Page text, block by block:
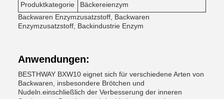
Produktkategorie
Bäckereienzym
Backwaren Enzymzusatzstoff, Backwaren
Enzymzusatzstoff, Backindustrie Enzym
Anwendungen:
BESTHWAY BXW10 eignet sich für verschiedene Arten von
Backwaren, insbesondere Brötchen und
Nudeln.einschließlich der Verbesserung der inneren